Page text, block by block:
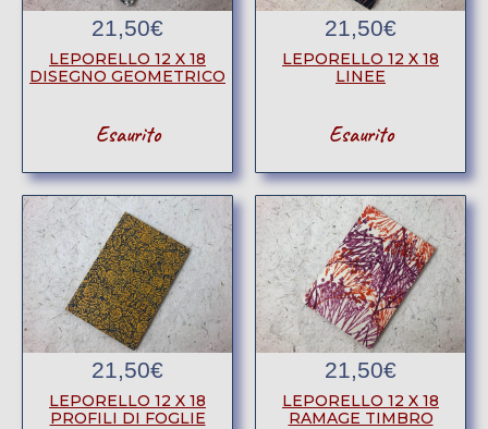
21,50€
LEPORELLO 12 X 18
DISEGNO GEOMETRICO
Esaurito
21,50€
LEPORELLO 12 X 18
LINEE
Esaurito
21,50€
LEPORELLO 12 X 18
PROFILI DI FOGLIE
21,50€
LEPORELLO 12 X 18
RAMAGE TIMBRO